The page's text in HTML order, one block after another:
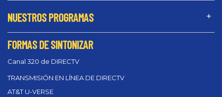
NUESTROS PROGRAMAS
FORMAS DE SINTONIZAR
Canal 320 de DIRECTV
TRANSMISIÓN EN LÍNEA DE DIRECTV
AT&T U-VERSE